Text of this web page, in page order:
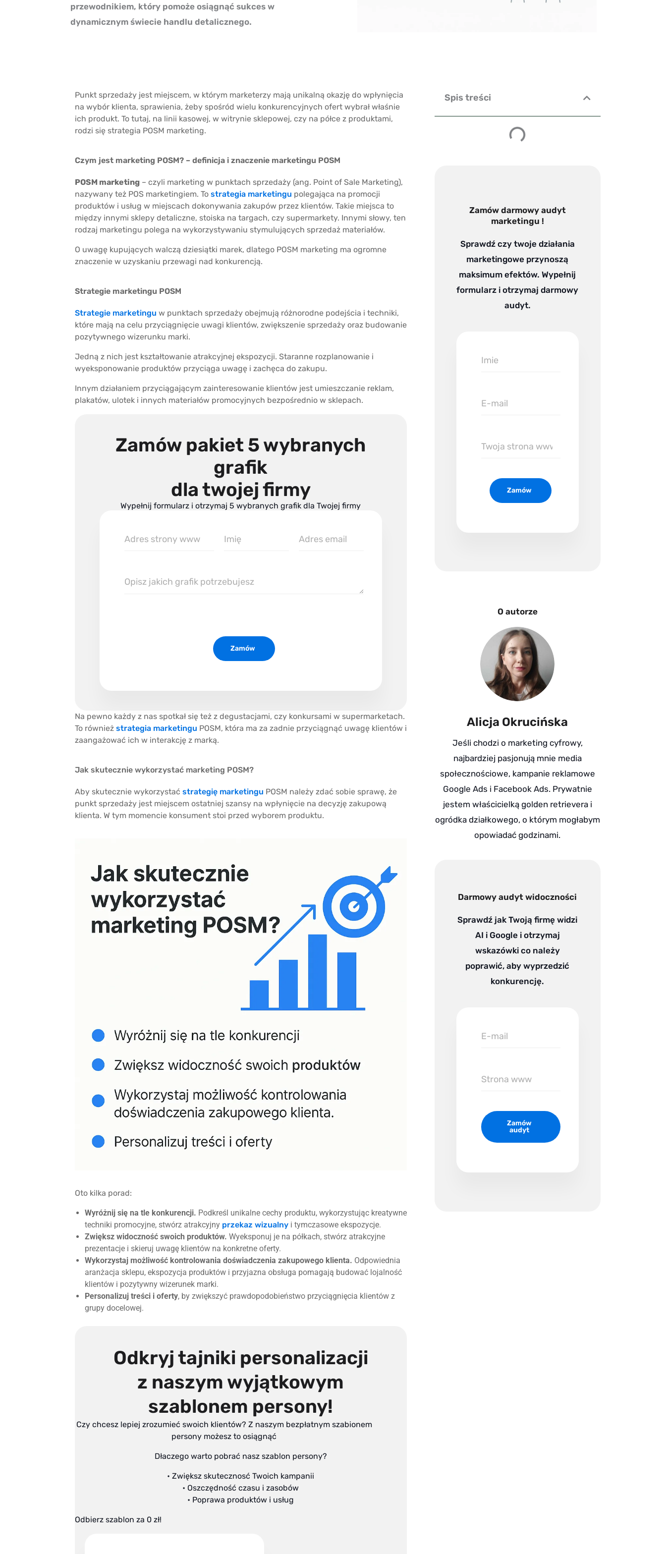
przewodnikiem, który pomoże osiągnąć sukces w
dynamicznym świecie handlu detalicznego.
Punkt sprzedaży jest miejscem, w którym marketerzy mają unikalną okazję do wpłynięcia
na wybór klienta, sprawienia, żeby spośród wielu konkurencyjnych ofert wybrał właśnie
ich produkt. To tutaj, na linii kasowej, w witrynie sklepowej, czy na półce z produktami,
rodzi się strategia POSM marketing.
Czym jest marketing POSM? – definicja i znaczenie marketingu POSM
POSM marketing– czyli marketing w punktach sprzedaży (ang. Point of Sale Marketing),
nazywany też POS marketingiem. To strategia marketingu polegająca na promocji
produktów i usług w miejscach dokonywania zakupów przez klientów. Takie miejsca to
między innymi sklepy detaliczne, stoiska na targach, czy supermarkety. Innymi słowy, ten
rodzaj marketingu polega na wykorzystywaniu stymulujących sprzedaż materiałów.
O uwagę kupujących walczą dziesiątki marek, dlatego POSM marketing ma ogromne
znaczenie w uzyskaniu przewagi nad konkurencją.
Strategie marketingu POSM
Strategie marketingu w punktach sprzedaży obejmują różnorodne podejścia i techniki,
które mają na celu przyciągnięcie uwagi klientów, zwiększenie sprzedaży oraz budowanie
pozytywnego wizerunku marki.
Jedną z nich jest kształtowanie atrakcyjnej ekspozycji. Staranne rozplanowanie i
wyeksponowanie produktów przyciąga uwagę i zachęca do zakupu.
Innym działaniem przyciągającym zainteresowanie klientów jest umieszczanie reklam,
plakatów, ulotek i innych materiałów promocyjnych bezpośrednio w sklepach.
Zamów pakiet 5 wybranych
grafik
dla twojej firmy
Wypełnij formularz i otrzymaj 5 wybranych grafik dla Twojej firmy
strony
firmowy
jakich
Zamów
Na pewno każdy z nas spotkał się też z degustacjami, czy konkursami w supermarketach.
To również strategia marketingu POSM, która ma za zadnie przyciągnąć uwagę klientów i
zaangażować ich w interakcję z marką.
Jak skutecznie wykorzystać marketing POSM?
Aby skutecznie wykorzystać strategię marketingu POSM należy zdać sobie sprawę, że
punkt sprzedaży jest miejscem ostatniej szansy na wpłynięcie na decyzję zakupową
klienta. W tym momencie konsument stoi przed wyborem produktu.
Oto kilka porad:
Wyróżnij się na tle konkurencji. Podkreśl unikalne cechy produktu, wykorzystując kreatywne
techniki promocyjne, stwórz atrakcyjny przekaz wizualnyi tymczasowe ekspozycje.
Zwiększ widoczność swoich produktów. Wyeksponuj je na półkach, stwórz atrakcyjne
prezentacje i skieruj uwagę klientów na konkretne oferty.
Wykorzystaj możliwość kontrolowania doświadczenia zakupowego klienta. Odpowiednia
aranżacja sklepu, ekspozycja produktów i przyjazna obsługa pomagają budować lojalność
klientów i pozytywny wizerunek marki.
Personalizuj treści i oferty, by zwiększyć prawdopodobieństwo przyciągnięcia klientów z
grupy docelowej.
Odkryj tajniki personalizacji
z naszym wyjątkowym
szablonem persony!
Czy chcesz lepiej zrozumieć swoich klientów? Z naszym bezpłatnym szabionem
persony możesz to osiągnąć
Dłaczego warto pobrać nasz szablon persony?
• Zwiększ skutecznosć Twoich kampanii
• Oszczędność czasu i zasobów
• Poprawa produktów i usług
Odbierz szablon za 0 zł!
Spis treści
Zamów darmowy audyt
marketingu !
Sprawdź czy twoje działania
marketingowe przynoszą
maksimum efektów. Wypełnij
formularz i otrzymaj darmowy
audyt.
Imie
E-
Twoja
Zamów
O autorze
Alicja Okrucińska
Jeśli chodzi o marketing cyfrowy,
najbardziej pasjonują mnie media
społecznościowe, kampanie reklamowe
Google Ads i Facebook Ads. Prywatnie
jestem właścicielką golden retrievera i
ogródka działkowego, o którym mogłabym
opowiadać godzinami.
Darmowy audyt widoczności
Sprawdź jak Twoją firmę widzi
AI i Google i otrzymaj
wskazówki co należy
poprawić, aby wyprzedzić
konkurencję.
E-
Zamów
audyt